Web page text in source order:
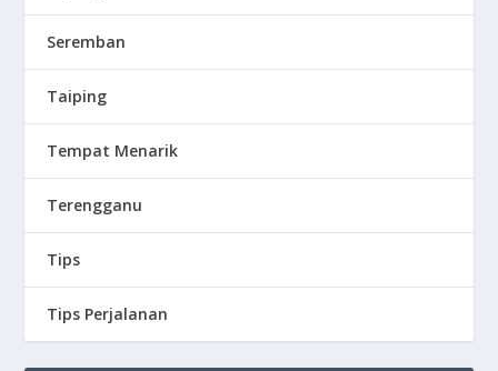
Seremban
Taiping
Tempat Menarik
Terengganu
Tips
Tips Perjalanan